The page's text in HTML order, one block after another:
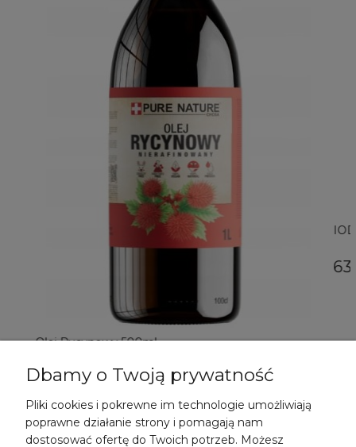
Olej Rycynowy 500ml
23,99 zł
DO KOSZYKA
Dbamy o Twoją prywatność
Pliki cookies i pokrewne im technologie umożliwiają
poprawne działanie strony i pomagają nam
dostosować ofertę do Twoich potrzeb. Możesz